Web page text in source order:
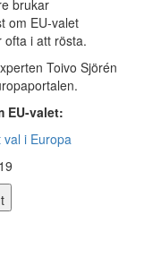
brukar
om EU-valet
ofta i att rösta.
Toivo Sjörén
EU-valet:
i Europa